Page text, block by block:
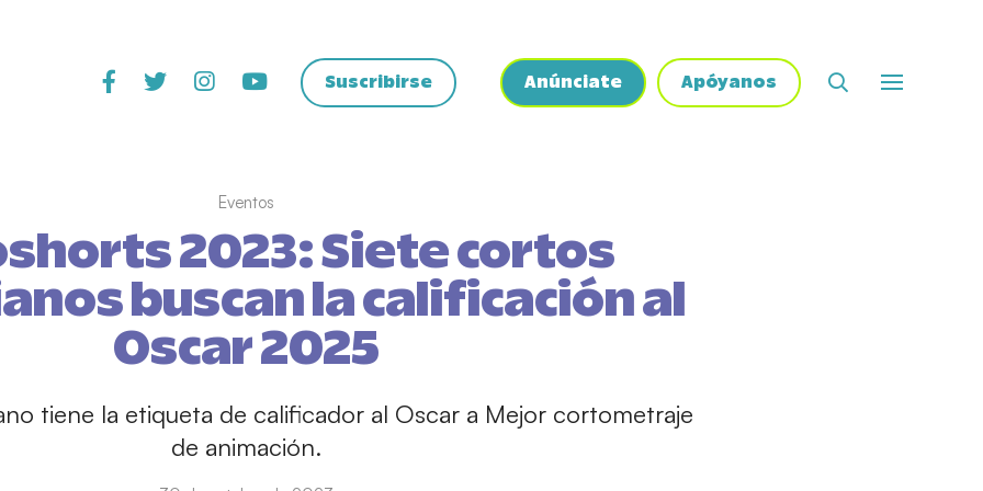
Suscribirse Anúnciate Apóyanos
Eventos
2023: Siete cortos
buscan la calificación al
Oscar 2025
tiene la etiqueta de calificador al Oscar a Mejor cortometraje
de animación.